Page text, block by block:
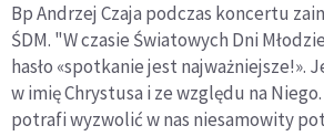
Bp Andrzej Czaja podczas koncertu
ŚDM. "W czasie Światowych Dni
hasło «spotkanie jest najważniejsze!».
w imię Chrystusa i ze względu na
potrafi wyzwolić w nas niesamowity